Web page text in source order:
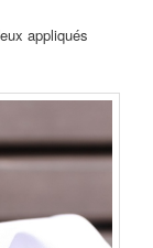
appliqués